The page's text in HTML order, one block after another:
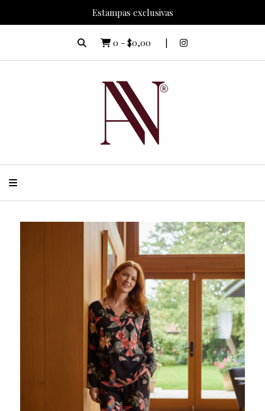
Estampas exclusivas
0 - $0,00